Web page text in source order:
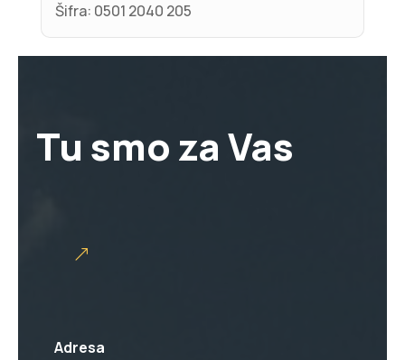
Šifra: 0501 2040 205
Tu smo za Vas
Adresa